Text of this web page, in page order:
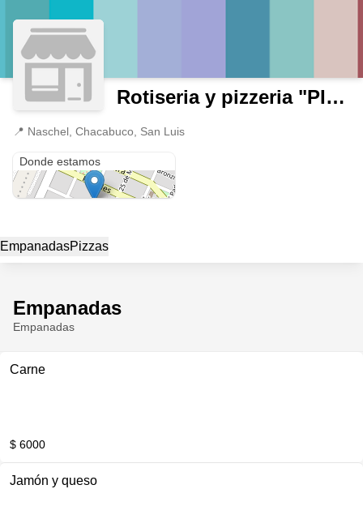
Rotiseria y pizzeria "PIZARELLA"
📍 Naschel, Chacabuco, San Luis
Donde estamos
EmpanadasPizzas
Empanadas
Empanadas
Carne
$ 6000
Jamón y queso